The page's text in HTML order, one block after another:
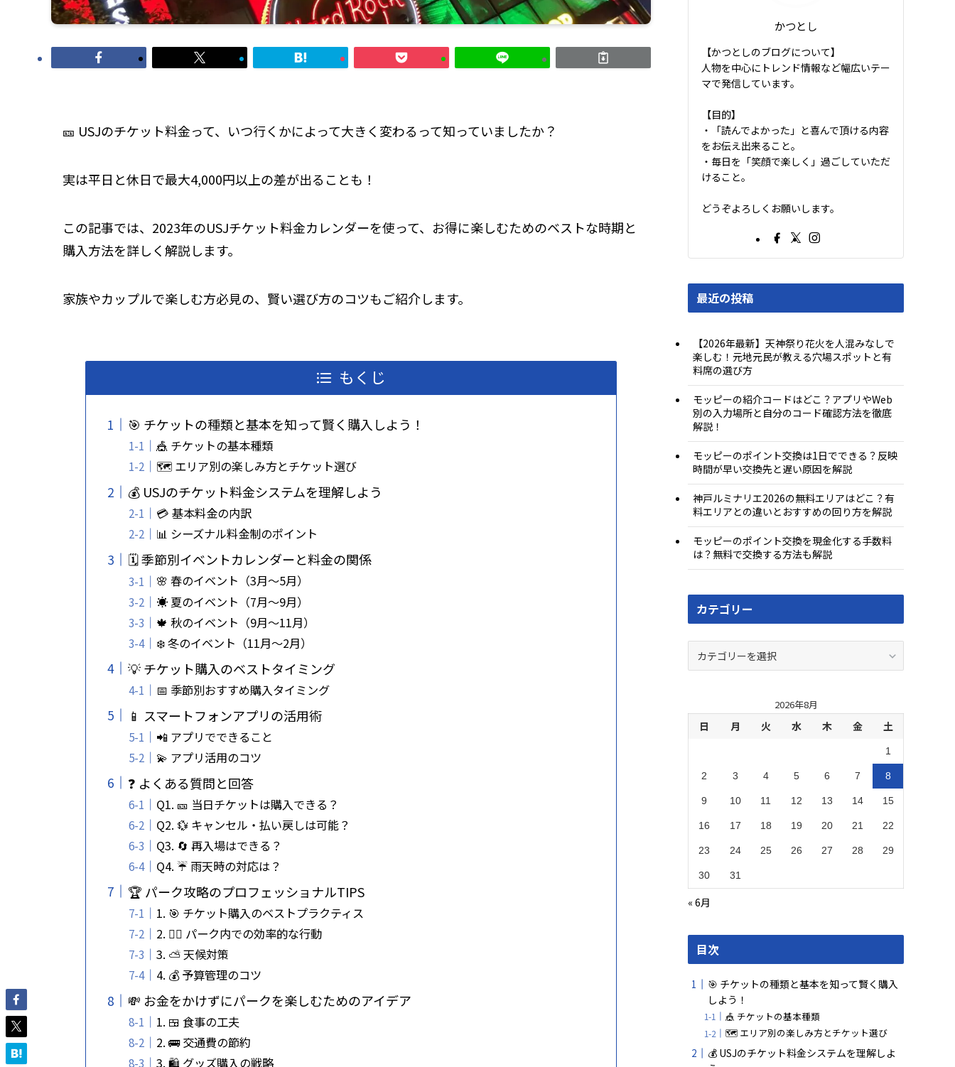
🎫 USJのチケット料金って、いつ行くかによって大きく変わるって知っていましたか？
実は平日と休日で最大4,000円以上の差が出ることも！
この記事では、2023年のUSJチケット料金カレンダーを使って、お得に楽しむためのベストな時期と
購入方法を詳しく解説します。
家族やカップルで楽しむ方必見の、賢い選び方のコツもご紹介します。
もくじ
🎯 チケットの種類と基本を知って賢く購入しよう！
🎪 チケットの基本種類
🗺️ エリア別の楽しみ方とチケット選び
💰 USJのチケット料金システムを理解しよう
💳 基本料金の内訳
📊 シーズナル料金制のポイント
🗓️ 季節別イベントカレンダーと料金の関係
🌸 春のイベント（3月～5月）
☀️ 夏のイベント（7月～9月）
🍁 秋のイベント（9月～11月）
❄️ 冬のイベント（11月～2月）
💡 チケット購入のベストタイミング
📅 季節別おすすめ購入タイミング
📱 スマートフォンアプリの活用術
📲 アプリでできること
💫 アプリ活用のコツ
❓ よくある質問と回答
Q1. 🎫 当日チケットは購入できる？
Q2. 💱 キャンセル・払い戻しは可能？
Q3. 🔄 再入場はできる？
Q4. ☔ 雨天時の対応は？
🏆 パーク攻略のプロフェッショナルTIPS
1. 🎯 チケット購入のベストプラクティス
2. 🚶‍♂️ パーク内での効率的な行動
3. ⛅ 天候対策
4. 💰 予算管理のコツ
💸 お金をかけずにパークを楽しむためのアイデア
1. 🍱 食事の工夫
2. 🚌 交通費の節約
3. 🛍️ グッズ購入の戦略
かつとし
【かつとしのブログについて】
人物を中心にトレンド情報など幅広いテー
マで発信しています。
【目的】
・「読んでよかった」と喜んで頂ける内容
をお伝え出来ること。
・毎日を「笑顔で楽しく」過ごしていただ
けること。
どうぞよろしくお願いします。
最近の投稿
【2026年最新】天神祭り花火を人混みなしで
楽しむ！元地元民が教える穴場スポットと有
料席の選び方
モッピーの紹介コードはどこ？アプリやWeb
別の入力場所と自分のコード確認方法を徹底
解説！
モッピーのポイント交換は1日でできる？反映
時間が早い交換先と遅い原因を解説
神戸ルミナリエ2026の無料エリアはどこ？有
料エリアとの違いとおすすめの回り方を解説
モッピーのポイント交換を現金化する手数料
は？無料で交換する方法も解説
カテゴリー
ー
2026年8月
日 月 火 水 木 金 土
1
2 3 4 5 6 7 8
9 10 11 12 13 14 15
16 17 18 19 20 21 22
23 24 25 26 27 28 29
30 31
« 6月
目次
🎯 チケットの種類と基本を知って賢く購入
しよう！
🎪 チケットの基本種類
🗺️ エリア別の楽しみ方とチケット選び
💰 USJのチケット料金システムを理解しよ